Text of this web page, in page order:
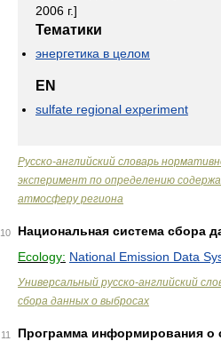
2006 г.]
Тематики
энергетика в целом
EN
sulfate regional experiment
Русско-английский словарь
эксперимент по определению
атмосферу региона
10
Национальная система сбора
Ecology: National Emission Data
Универсальный русско-английский
сбора данных о выбросах
11
Программа информирования о